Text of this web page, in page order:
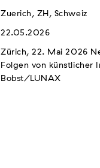
Zuerich, ZH, Schweiz
22.05.2026
Zürich, 22. Mai 2026
Folgen von künstlicher
Bobst/LUNAX